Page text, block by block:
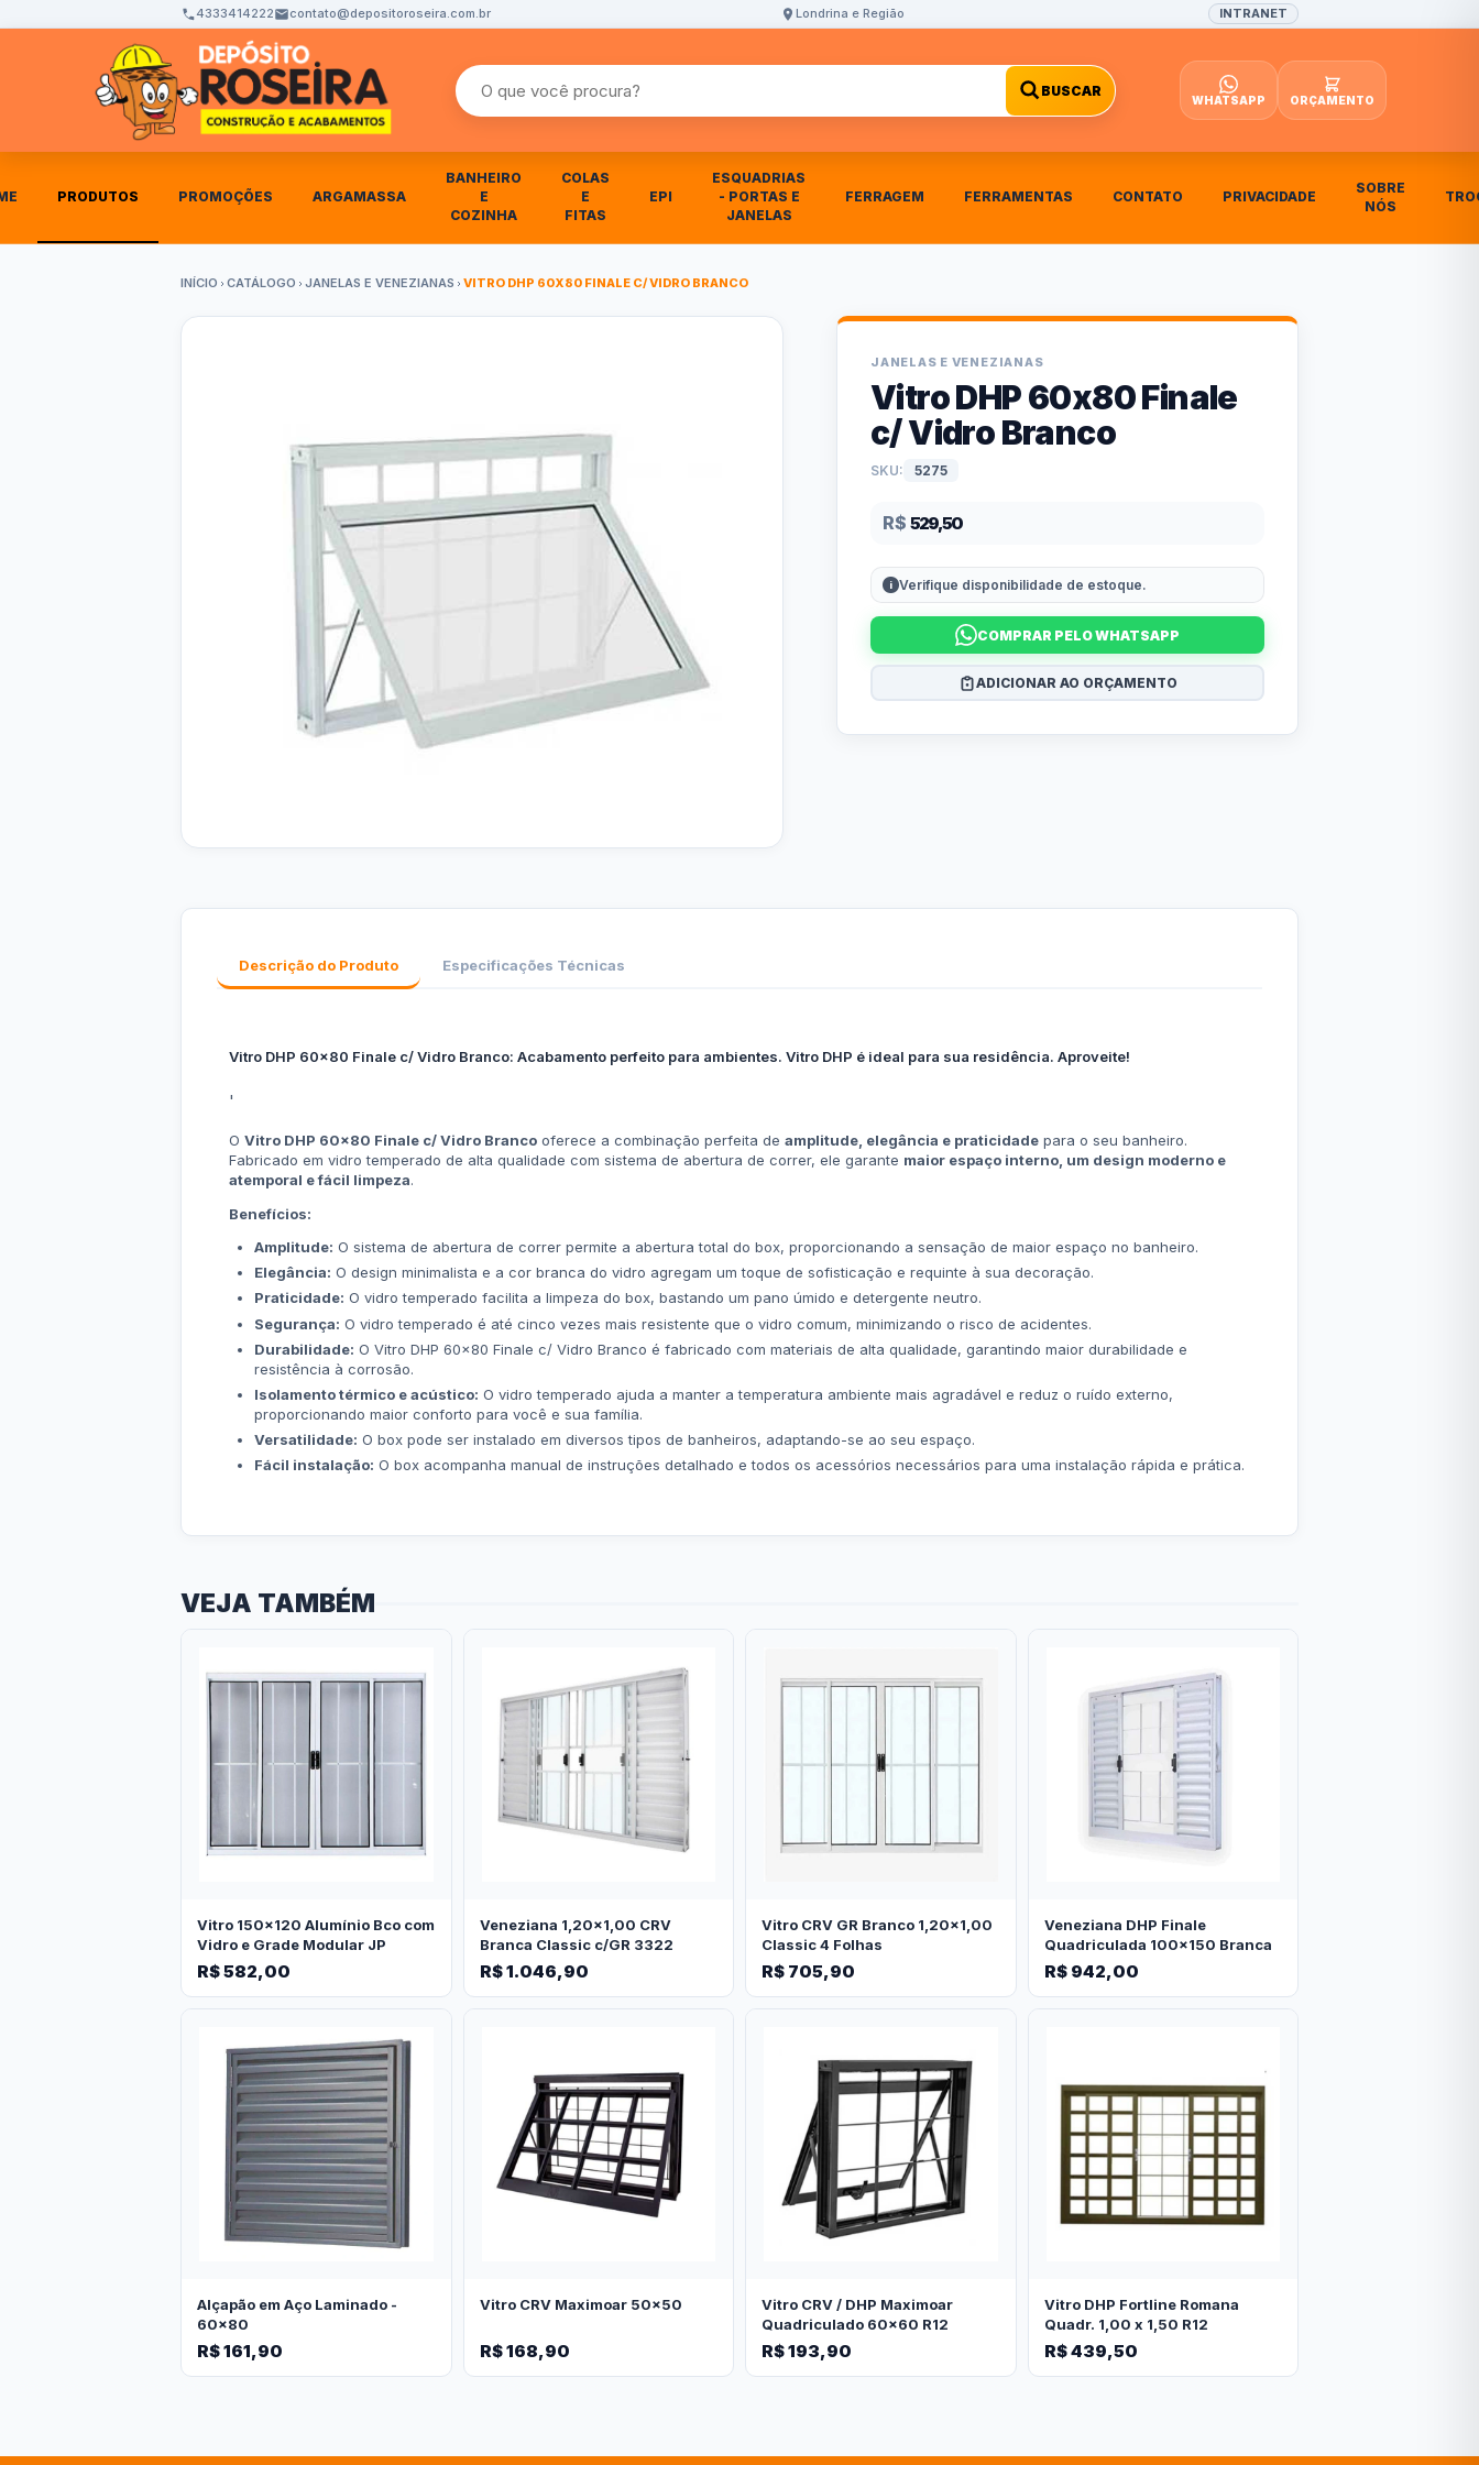
4333414222 contato@depositoroseira.com.br Londrina e Região INTRANET
Buscar produtos
BUSCAR
WHATSAPP ORÇAMENTO
PRODUTOS PROMOÇÕES ARGAMASSA
BANHEIRO
E
COZINHA
COLAS
E
FITAS
EPI
ESQUADRIAS
- PORTAS E
JANELAS
FERRAGEM FERRAMENTAS CONTATO PRIVACIDADE
SOBRE
NÓS
INÍCIO CATÁLOGO JANELAS E VENEZIANAS VITRO DHP 60X80 FINALE C/ VIDRO BRANCO
JANELAS E VENEZIANAS
Vitro DHP 60x80 Finale
c/ Vidro Branco
SKU: 5275
R$ 529,50
Verifique disponibilidade de estoque.
COMPRAR PELO WHATSAPP
ADICIONAR AO ORÇAMENTO
Descrição do Produto Especificações Técnicas
Vitro DHP 60x80 Finale c/ Vidro Branco: Acabamento perfeito para ambientes. Vitro DHP é ideal para sua residência. Aproveite!
'
O Vitro DHP 60x80 Finale c/ Vidro Branco oferece a combinação perfeita de amplitude, elegância e praticidade para o seu banheiro.
Fabricado em vidro temperado de alta qualidade com sistema de abertura de correr, ele garante maior espaço interno, um design moderno e
atemporal e fácil limpeza.
Benefícios:
Amplitude: O sistema de abertura de correr permite a abertura total do box, proporcionando a sensação de maior espaço no banheiro.
Elegância: O design minimalista e a cor branca do vidro agregam um toque de sofisticação e requinte à sua decoração.
Praticidade: O vidro temperado facilita a limpeza do box, bastando um pano úmido e detergente neutro.
Segurança: O vidro temperado é até cinco vezes mais resistente que o vidro comum, minimizando o risco de acidentes.
Durabilidade: O Vitro DHP 60x80 Finale c/ Vidro Branco é fabricado com materiais de alta qualidade, garantindo maior durabilidade e
resistência à corrosão.
Isolamento térmico e acústico: O vidro temperado ajuda a manter a temperatura ambiente mais agradável e reduz o ruído externo,
proporcionando maior conforto para você e sua família.
Versatilidade: O box pode ser instalado em diversos tipos de banheiros, adaptando-se ao seu espaço.
Fácil instalação: O box acompanha manual de instruções detalhado e todos os acessórios necessários para uma instalação rápida e prática.
VEJA TAMBÉM
Vitro 150x120 Alumínio Bco com
Vidro e Grade Modular JP
R$ 582,00
Veneziana 1,20x1,00 CRV
Branca Classic c/GR 3322
R$ 1.046,90
Vitro CRV GR Branco 1,20x1,00
Classic 4 Folhas
R$ 705,90
Veneziana DHP Finale
Quadriculada 100x150 Branca
R$ 942,00
Alçapão em Aço Laminado -
60x80
R$ 161,90
Vitro CRV Maximoar 50x50
R$ 168,90
Vitro CRV / DHP Maximoar
Quadriculado 60x60 R12
R$ 193,90
Vitro DHP Fortline Romana
Quadr. 1,00 x 1,50 R12
R$ 439,50